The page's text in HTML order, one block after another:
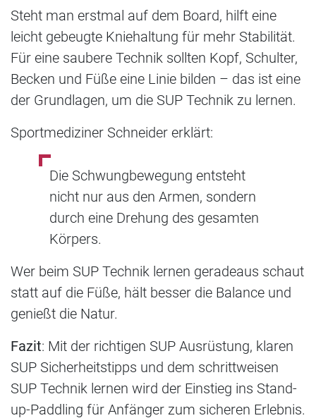
Steht man erstmal auf dem Board, hilft eine
leicht gebeugte Kniehaltung für mehr Stabilität.
Für eine saubere Technik sollten Kopf, Schulter,
Becken und Füße eine Linie bilden – das ist eine
der Grundlagen, um die SUP Technik zu lernen.
Sportmediziner Schneider erklärt:
Die Schwungbewegung entsteht
nicht nur aus den Armen, sondern
durch eine Drehung des gesamten
Körpers.
Wer beim SUP Technik lernen geradeaus schaut
statt auf die Füße, hält besser die Balance und
genießt die Natur.
Fazit: Mit der richtigen SUP Ausrüstung, klaren
SUP Sicherheitstipps und dem schrittweisen
SUP Technik lernen wird der Einstieg ins Stand-
up-Paddling für Anfänger zum sicheren Erlebnis.